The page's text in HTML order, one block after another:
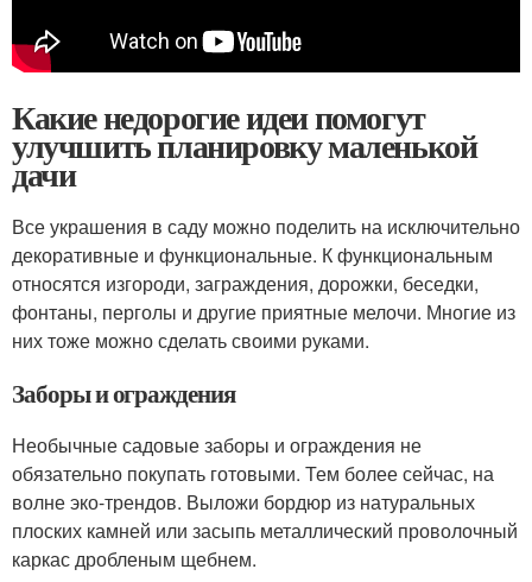
Какие недорогие идеи помогут
улучшить планировку маленькой
дачи
Все украшения в саду можно поделить на исключительно
декоративные и функциональные. К функциональным
относятся изгороди, заграждения, дорожки, беседки,
фонтаны, перголы и другие приятные мелочи. Многие из
них тоже можно сделать своими руками.
Заборы и ограждения
Необычные садовые заборы и ограждения не
обязательно покупать готовыми. Тем более сейчас, на
волне эко-трендов. Выложи бордюр из натуральных
плоских камней или засыпь металлический проволочный
каркас дробленым щебнем.